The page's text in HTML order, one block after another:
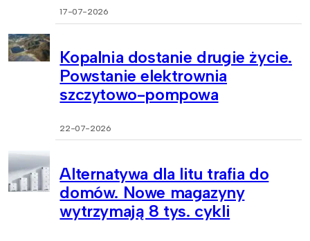
17-07-2026
Kopalnia dostanie drugie życie.
Powstanie elektrownia
szczytowo-pompowa
22-07-2026
Alternatywa dla litu trafia do
domów. Nowe magazyny
wytrzymają 8 tys. cykli